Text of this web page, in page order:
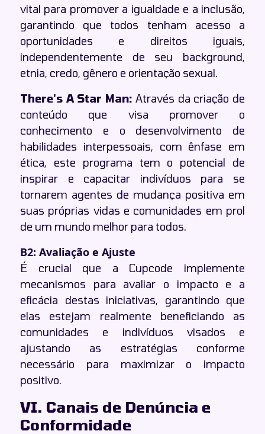
vital para promover a igualdade e a inclusão,
garantindo que todos tenham acesso a
oportunidades e direitos iguais,
independentemente de seu background,
etnia, credo, gênero e orientação sexual.
There's A Star Man: Através da criação de
conteúdo que visa promover o
conhecimento e o desenvolvimento de
habilidades interpessoais, com ênfase em
ética, este programa tem o potencial de
inspirar e capacitar indivíduos para se
tornarem agentes de mudança positiva em
suas próprias vidas e comunidades em prol
de um mundo melhor para todos.
B2: Avaliação e Ajuste
É crucial que a Cupcode implemente
mecanismos para avaliar o impacto e a
eficácia destas iniciativas, garantindo que
elas estejam realmente beneficiando as
comunidades e indivíduos visados e
ajustando as estratégias conforme
necessário para maximizar o impacto
positivo.
VI. Canais de Denúncia e
Conformidade